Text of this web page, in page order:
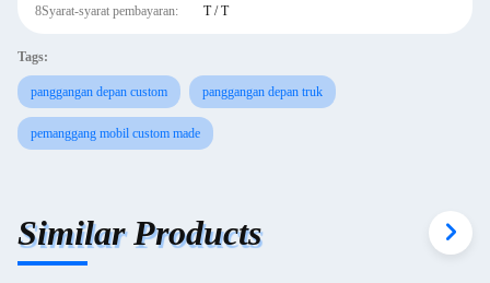
8Syarat-syarat pembayaran: T / T
Tags:
panggangan depan custom panggangan depan truk
pemanggang mobil custom made
Similar Products